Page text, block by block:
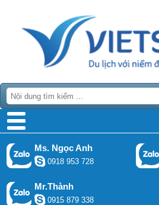
Ms. Ngọc Anh
0918 953 728
Mr.Thành
0915 879 338